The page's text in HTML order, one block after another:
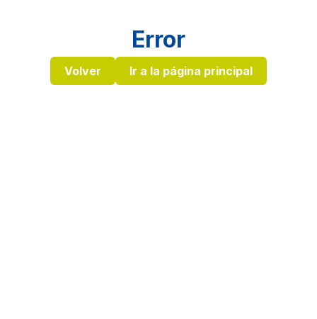
Error
Volver Ir a la página principal